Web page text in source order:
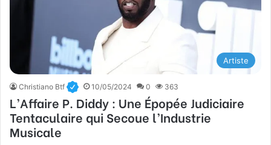
Artiste
Christiano Btf 10/05/2024 0 363
L’Affaire P. Diddy : Une Épopée Judiciaire
Tentaculaire qui Secoue l’Industrie
Musicale